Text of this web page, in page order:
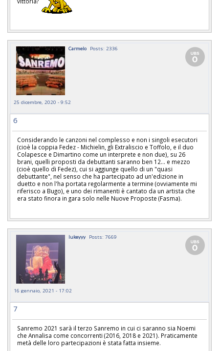
Carmelo Posts: 2336
25 dicembre, 2020 - 9:52
6
Considerando le canzoni nel complesso e non i singoli esecutori
(cioè la coppia Fedez - Michielin, gli Extraliscio e Toffolo, e il duo
Colapesce e Dimartino come un interprete e non due), su 26
brani, quelli proposti da debuttanti saranno ben 12... e mezzo
(cioè quello di Fedez), cui si aggiunge quello di un "quasi
debuttante", nel senso che ha partecipato ad un'edizione in
duetto e non l'ha portata regolarmente a termine (ovviamente mi
riferisco a Bugo), e uno dei rimanenti è cantato da un artista che
era stato finora in gara solo nelle Nuove Proposte (Fasma).
lukeyyy Posts: 7669
16 gennaio, 2021 - 17:02
7
Sanremo 2021 sarà il terzo Sanremo in cui ci saranno sia Noemi
che Annalisa come concorrenti (2016, 2018 e 2021). Praticamente
metà delle loro partecipazioni è stata fatta insieme.